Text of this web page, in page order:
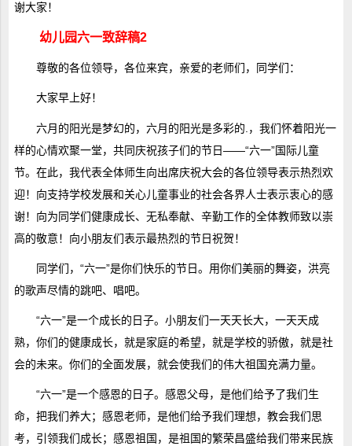
谢大家！
幼儿园六一致辞稿2
尊敬的各位领导，各位来宾，亲爱的老师们，同学们：
大家早上好！
六月的阳光是梦幻的，六月的阳光是多彩的.，我们怀着阳光一
样的心情欢聚一堂，共同庆祝孩子们的节日——“六一”国际儿童
节。在此，我代表全体师生向出席庆祝大会的各位领导表示热烈欢
迎！向支持学校发展和关心儿童事业的社会各界人士表示衷心的感
谢！向为同学们健康成长、无私奉献、辛勤工作的全体教师致以崇
高的敬意！向小朋友们表示最热烈的节日祝贺！
同学们，“六一”是你们快乐的节日。用你们美丽的舞姿，洪亮
的歌声尽情的跳吧、唱吧。
“六一”是一个成长的日子。小朋友们一天天长大，一天天成
熟，你们的健康成长，就是家庭的希望，就是学校的骄傲，就是社
会的未来。你们的全面发展，就会使我们的伟大祖国充满力量。
“六一”是一个感恩的日子。感恩父母，是他们给予了我们生
命，把我们养大；感恩老师，是他们给予我们理想，教会我们思
考，引领我们成长；感恩祖国，是祖国的繁荣昌盛给我们带来民族